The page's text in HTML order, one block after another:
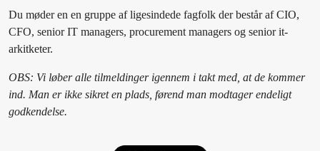
Du møder en en gruppe af ligesindede fagfolk der består af CIO,
CFO, senior IT managers, procurement managers og senior it-
arkitketer.
OBS: Vi løber alle tilmeldinger igennem i takt med, at de kommer
ind. Man er ikke sikret en plads, førend man modtager endeligt
godkendelse.